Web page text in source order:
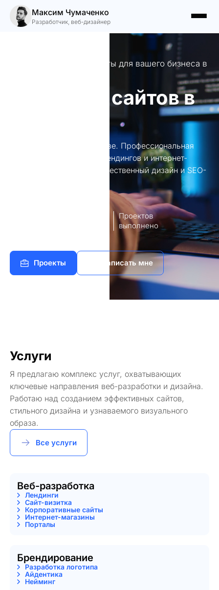
Максим Чумаченко
Разработчик, веб-дизайнер
Профессиональные сайты для вашего бизнеса в
Создание сайтов в
Создание сайтов в Хачмазе. Профессиональная
разработка веб-сайтов, лендингов и интернет-
магазинов в Хачмазе. Качественный дизайн и SEO-
Проектов
выполнено
Проекты Написать мне
Услуги
Я предлагаю комплекс услуг, охватывающих
ключевые направления веб-разработки и дизайна.
Работаю над созданием эффективных сайтов,
стильного дизайна и узнаваемого визуального
образа.
Все услуги
Веб-разработка
Лендинги
Сайт-визитка
Корпоративные сайты
Интернет-магазины
Порталы
Брендирование
Разработка логотипа
Айдентика
Нейминг